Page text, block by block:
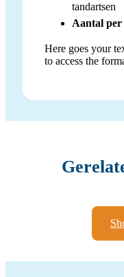
tandartsen
Aantal
Here goes your
to access the